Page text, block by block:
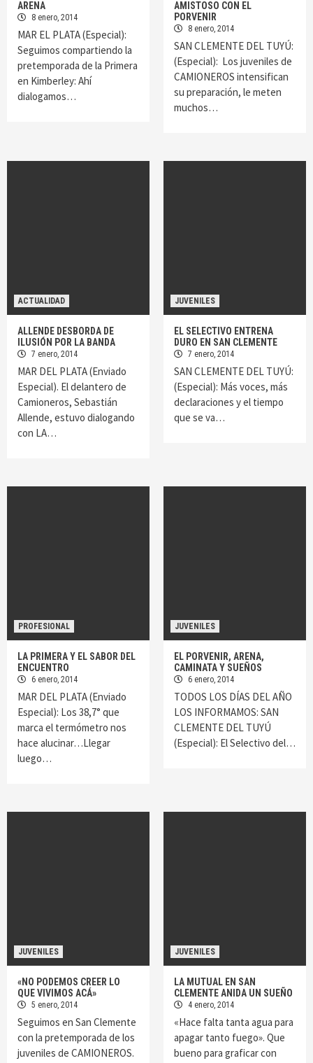
ARENA
8 enero, 2014
MAR EL PLATA (Especial):
Seguimos compartiendo la
pretemporada de la Primera
en Kimberley: Ahí
dialogamos…
AMISTOSO CON EL
PORVENIR
8 enero, 2014
SAN CLEMENTE DEL TUYÚ:
(Especial): Los juveniles de
CAMIONEROS intensifican
su preparación, le meten
muchos…
ACTUALIDAD
ALLENDE DESBORDA DE
ILUSIÓN POR LA BANDA
7 enero, 2014
MAR DEL PLATA (Enviado
Especial). El delantero de
Camioneros, Sebastián
Allende, estuvo dialogando
con LA…
JUVENILES
EL SELECTIVO ENTRENA
DURO EN SAN CLEMENTE
7 enero, 2014
SAN CLEMENTE DEL TUYÚ:
(Especial): Más voces, más
declaraciones y el tiempo
que se va…
PROFESIONAL
LA PRIMERA Y EL SABOR DEL
ENCUENTRO
6 enero, 2014
MAR DEL PLATA (Enviado
Especial): Los 38,7° que
marca el termómetro nos
hace alucinar…Llegar
luego…
JUVENILES
EL PORVENIR, ARENA,
CAMINATA Y SUEÑOS
6 enero, 2014
TODOS LOS DÍAS DEL AÑO
LOS INFORMAMOS: SAN
CLEMENTE DEL TUYÚ
(Especial): El Selectivo del…
JUVENILES
«NO PODEMOS CREER LO
QUE VIVIMOS ACÁ»
5 enero, 2014
Seguimos en San Clemente
con la pretemporada de los
juveniles de CAMIONEROS.
JUVENILES
LA MUTUAL EN SAN
CLEMENTE ANIDA UN SUEÑO
4 enero, 2014
«Hace falta tanta agua para
apagar tanto fuego». Que
bueno para graficar con